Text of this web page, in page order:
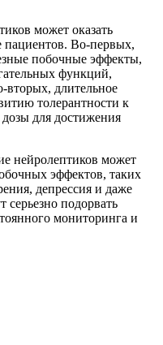
может оказать
пациентов. Во-первых,
побочные эффекты,
функций,
длительное
толерантности к
дозы для достижения
нейролептиков может
эффектов, таких
депрессия и даже
серьезно подорвать
мониторинга и